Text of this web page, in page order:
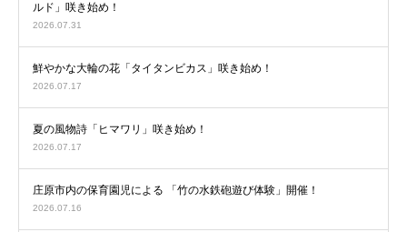
ルド」咲き始め！
2026.07.31
鮮やかな大輪の花「タイタンビカス」咲き始め！
2026.07.17
夏の風物詩「ヒマワリ」咲き始め！
2026.07.17
庄原市内の保育園児による 「竹の水鉄砲遊び体験」開催！
2026.07.16